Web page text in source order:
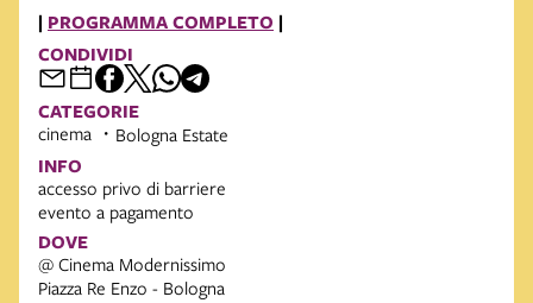
| PROGRAMMA COMPLETO |
CONDIVIDI
CATEGORIE
cinema Bologna Estate
INFO
accesso privo di barriere
evento a pagamento
DOVE
@ Cinema Modernissimo
Piazza Re Enzo - Bologna